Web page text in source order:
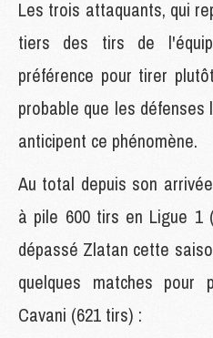
Les trois attaquants, qui
tiers des tirs de
préférence pour tirer
probable que les
anticipent ce phénomène.
Au total depuis son
à pile 600 tirs en Ligue 1
dépassé Zlatan cette
quelques matches pour
Cavani (621 tirs) :